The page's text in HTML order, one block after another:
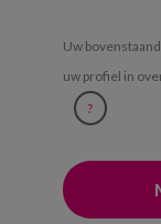
Uw
uw profiel in
?